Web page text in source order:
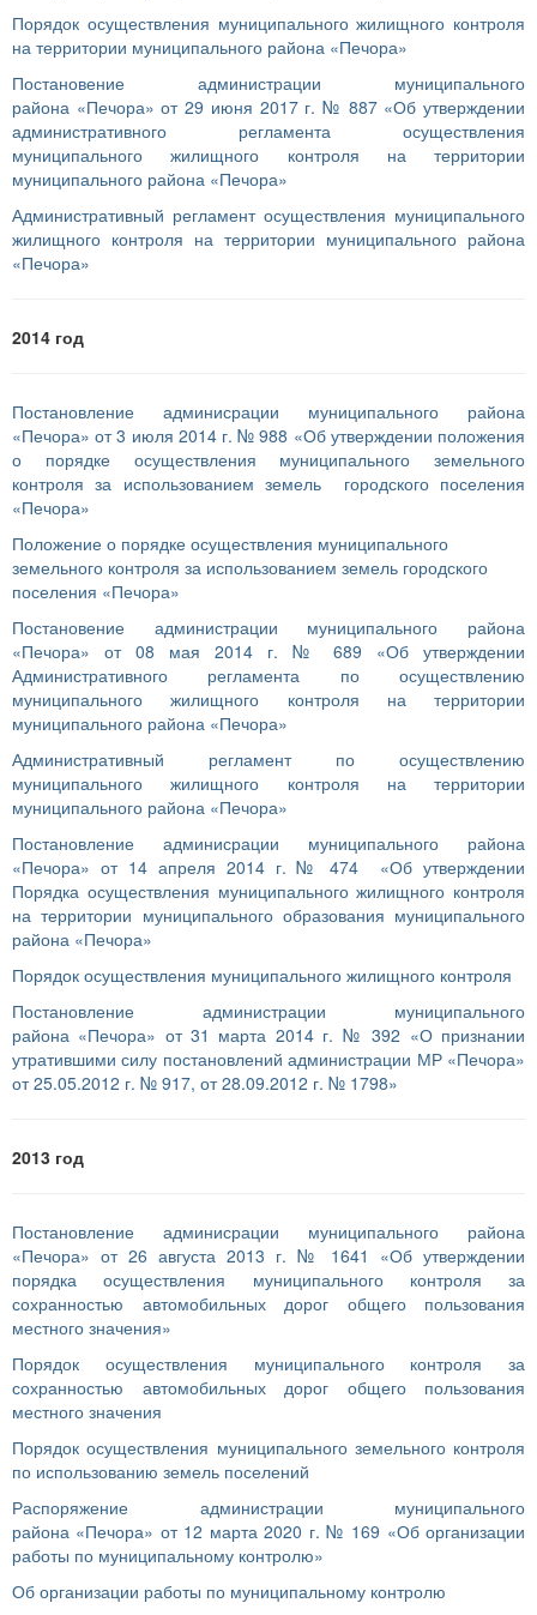
Порядок осуществления муниципального жилищного контроля
на территории муниципального района «Печора»
Постановение администрации муниципального
района «Печора» от 29 июня 2017 г. № 887 «Об утверждении
административного регламента осуществления
муниципального жилищного контроля на территории
муниципального района «Печора»
Административный регламент осуществления муниципального
жилищного контроля на территории муниципального района
«Печора»
2014 год
Постановление админисрации муниципального района
«Печора» от 3 июля 2014 г. № 988 «Об утверждении положения
о порядке осуществления муниципального земельного
контроля за использованием земель городского поселения
«Печора»
Положение о порядке осуществления муниципального
земельного контроля за использованием земель городского
поселения «Печора»
Постановение администрации муниципального района
«Печора» от 08 мая 2014 г. № 689 «Об утверждении
Административного регламента по осуществлению
муниципального жилищного контроля на территории
муниципального района «Печора»
Административный регламент по осуществлению
муниципального жилищного контроля на территории
муниципального района «Печора»
Постановление админисрации муниципального района
«Печора» от 14 апреля 2014 г. № 474 «Об утверждении
Порядка осуществления муниципального жилищного контроля
на территории муниципального образования муниципального
района «Печора»
Порядок осуществления муниципального жилищного контроля
Постановление администрации муниципального
района «Печора» от 31 марта 2014 г. № 392 «О признании
утратившими силу постановлений администрации МР «Печора»
от 25.05.2012 г. № 917, от 28.09.2012 г. № 1798»
2013 год
Постановление админисрации муниципального района
«Печора» от 26 августа 2013 г. № 1641 «Об утверждении
порядка осуществления муниципального контроля за
сохранностью автомобильных дорог общего пользования
местного значения»
Порядок осуществления муниципального контроля за
сохранностью автомобильных дорог общего пользования
местного значения
Порядок осуществления муниципального земельного контроля
по использованию земель поселений
Распоряжение администрации муниципального
района «Печора» от 12 марта 2020 г. № 169 «Об организации
работы по муниципальному контролю»
Об организации работы по муниципальному контролю